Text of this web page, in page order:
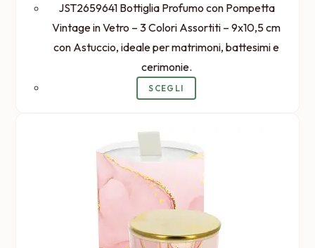
JST2659641 Bottiglia Profumo con Pompetta
Vintage in Vetro – 3 Colori Assortiti – 9x10,5 cm
con Astuccio, ideale per matrimoni, battesimi e
cerimonie.
SCEGLI